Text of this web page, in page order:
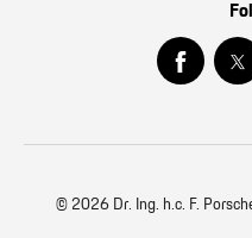
© 2026 Dr. Ing. h.c. F.